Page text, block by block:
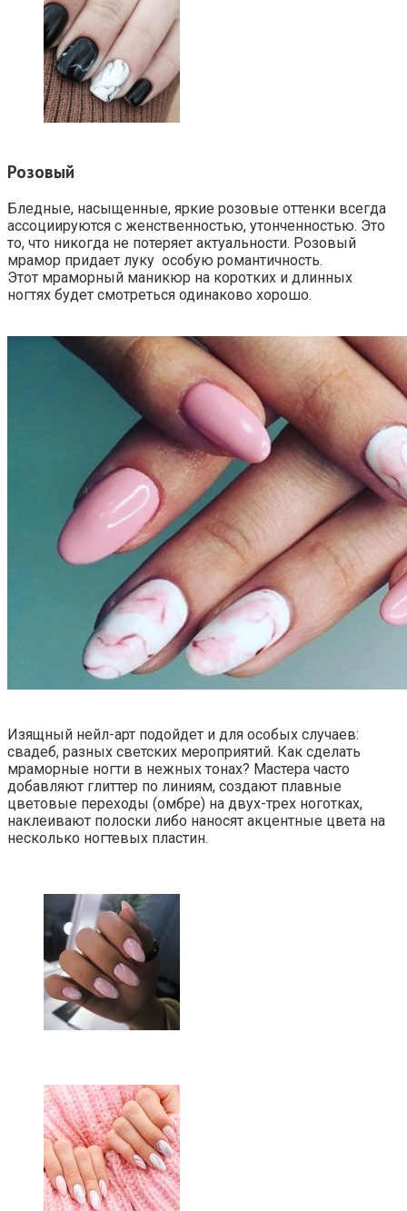
Розовый
Бледные, насыщенные, яркие розовые оттенки всегда
ассоциируются с женственностью, утонченностью. Это
то, что никогда не потеряет актуальности. Розовый
мрамор придает луку особую романтичность.
Этот мраморный маникюр на коротких и длинных
ногтях будет смотреться одинаково хорошо.
Изящный нейл-арт подойдет и для особых случаев:
свадеб, разных светских мероприятий. Как сделать
мраморные ногти в нежных тонах? Мастера часто
добавляют глиттер по линиям, создают плавные
цветовые переходы (омбре) на двух-трех ноготках,
наклеивают полоски либо наносят акцентные цвета на
несколько ногтевых пластин.